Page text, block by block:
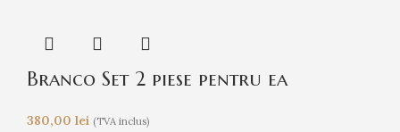
Branco Set 2 piese pentru ea
380,00 lei (TVA inclus)